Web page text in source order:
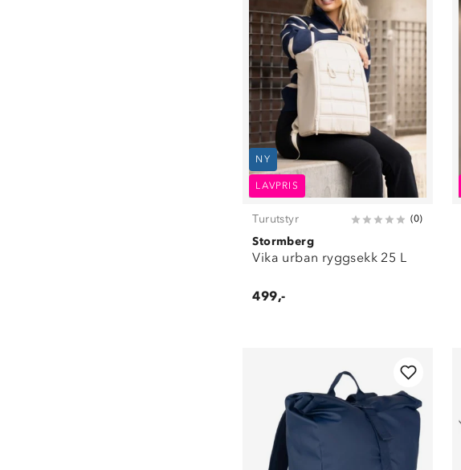
NY
LAVPRIS
Turutstyr (0)
Stormberg
Vika urban ryggsekk 25 L
499,-